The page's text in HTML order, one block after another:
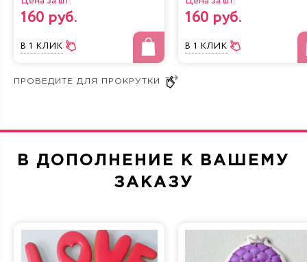
Номер телефона — 7 (495) 636 2932;
Почта —
zakaz@irisdelicia.ru
Чтобы заказать торт на 23 февраля, узнать виды
бисквитов или, например, уточнить цены, свяжитесь с
160 руб.
В 1 КЛИК
160 руб.
В 1 КЛИК
В ДОПОЛНЕНИЕ К ВАШЕМУ
ЗАКАЗУ